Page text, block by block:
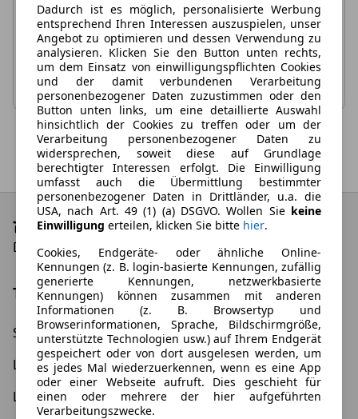
gleichzeitig zurück.
Filterauswahl zurücksetzen
Die besten Leasing-Angebote und Deals
Top Kategorien
Schnäppchen
Elektroauto Leasing
Leasing ohne Anzahlung
Gewerbeleasing
Leasing 12 Monate
Umweltprämie - Leasing
Dadurch ist es möglich, personalisierte Werbung
entsprechend Ihren Interessen auszuspielen, unser
Angebot zu optimieren und dessen Verwendung zu
analysieren. Klicken Sie den Button unten rechts,
um dem Einsatz von einwilligungspflichten Cookies
und der damit verbundenen Verarbeitung
personenbezogener Daten zuzustimmen oder den
Button unten links, um eine detaillierte Auswahl
hinsichtlich der Cookies zu treffen oder um der
Verarbeitung personenbezogener Daten zu
widersprechen, soweit diese auf Grundlage
berechtigter Interessen erfolgt. Die Einwilligung
umfasst auch die Übermittlung bestimmter
personenbezogener Daten in Drittländer, u.a. die
USA, nach Art. 49 (1) (a) DSGVO. Wollen Sie keine
Einwilligung erteilen, klicken Sie bitte hier.
Cookies, Endgeräte- oder ähnliche Online-
Kennungen (z. B. login-basierte Kennungen, zufällig
generierte Kennungen, netzwerkbasierte
Kennungen) können zusammen mit anderen
Informationen (z. B. Browsertyp und
Browserinformationen, Sprache, Bildschirmgröße,
unterstützte Technologien usw.) auf Ihrem Endgerät
gespeichert oder von dort ausgelesen werden, um
es jedes Mal wiederzuerkennen, wenn es eine App
oder einer Webseite aufruft. Dies geschieht für
einen oder mehrere der hier aufgeführten
Verarbeitungszwecke.